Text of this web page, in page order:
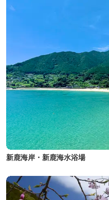
新鹿海岸・新鹿海水浴場